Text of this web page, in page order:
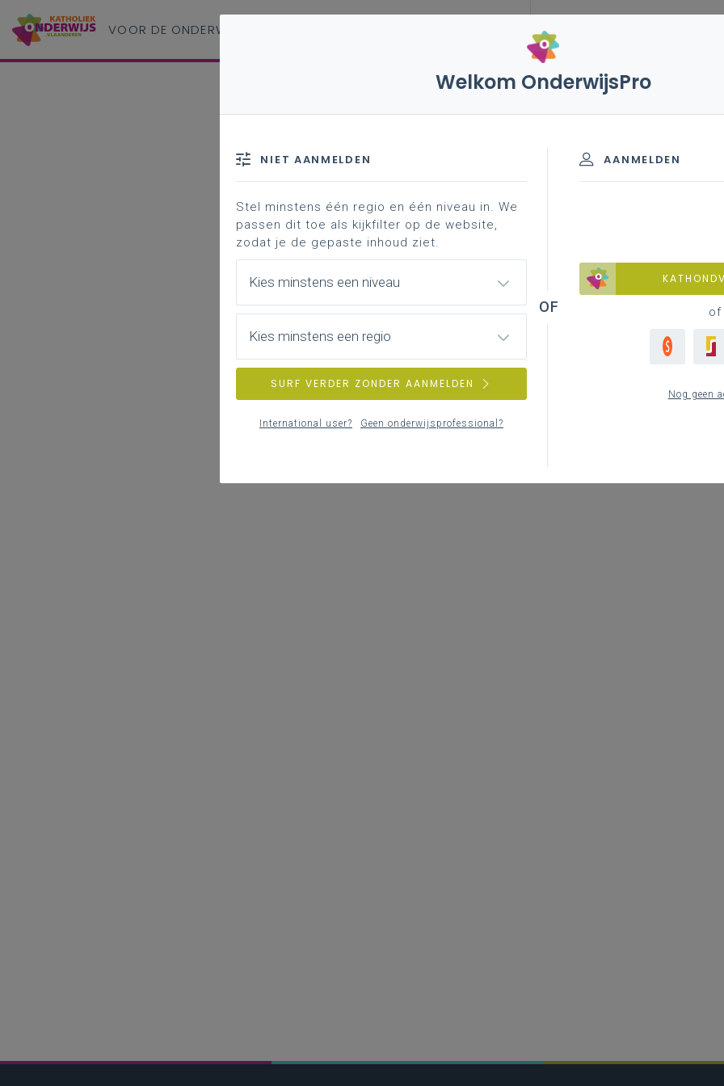
VOOR DE ONDERWIJS
Welkom OnderwijsPro
AANMELDEN
of
Nog geen
NIET AANMELDEN
Stel minstens één regio en één niveau in. We
passen dit toe als kijkfilter op de website,
zodat je de gepaste inhoud ziet.
Kies minstens een niveau
Kies minstens een regio
SURF VERDER ZONDER AANMELDEN
International user? Geen onderwijsprofessional?